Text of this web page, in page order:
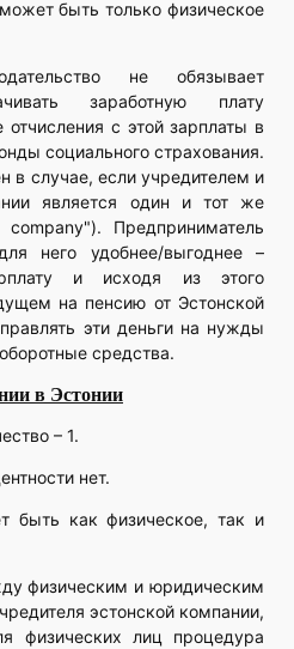
быть только физическое
не обязывает
заработную плату
с этой зарплаты в
социального страхования.
в случае, если учредителем и
является один и тот же
company"). Предприниматель
него удобнее/выгоднее –
и исходя из этого
на пенсию от Эстонской
эти деньги на нужды
средства.
в Эстонии
– 1.
нет.
быть как физическое, так и
физическим и юридическим
эстонской компании,
физических лиц процедура